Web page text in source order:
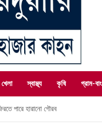
খেলা স্বাস্থ্য কৃষি গ্রাম-
পারে হারানো গৌরব